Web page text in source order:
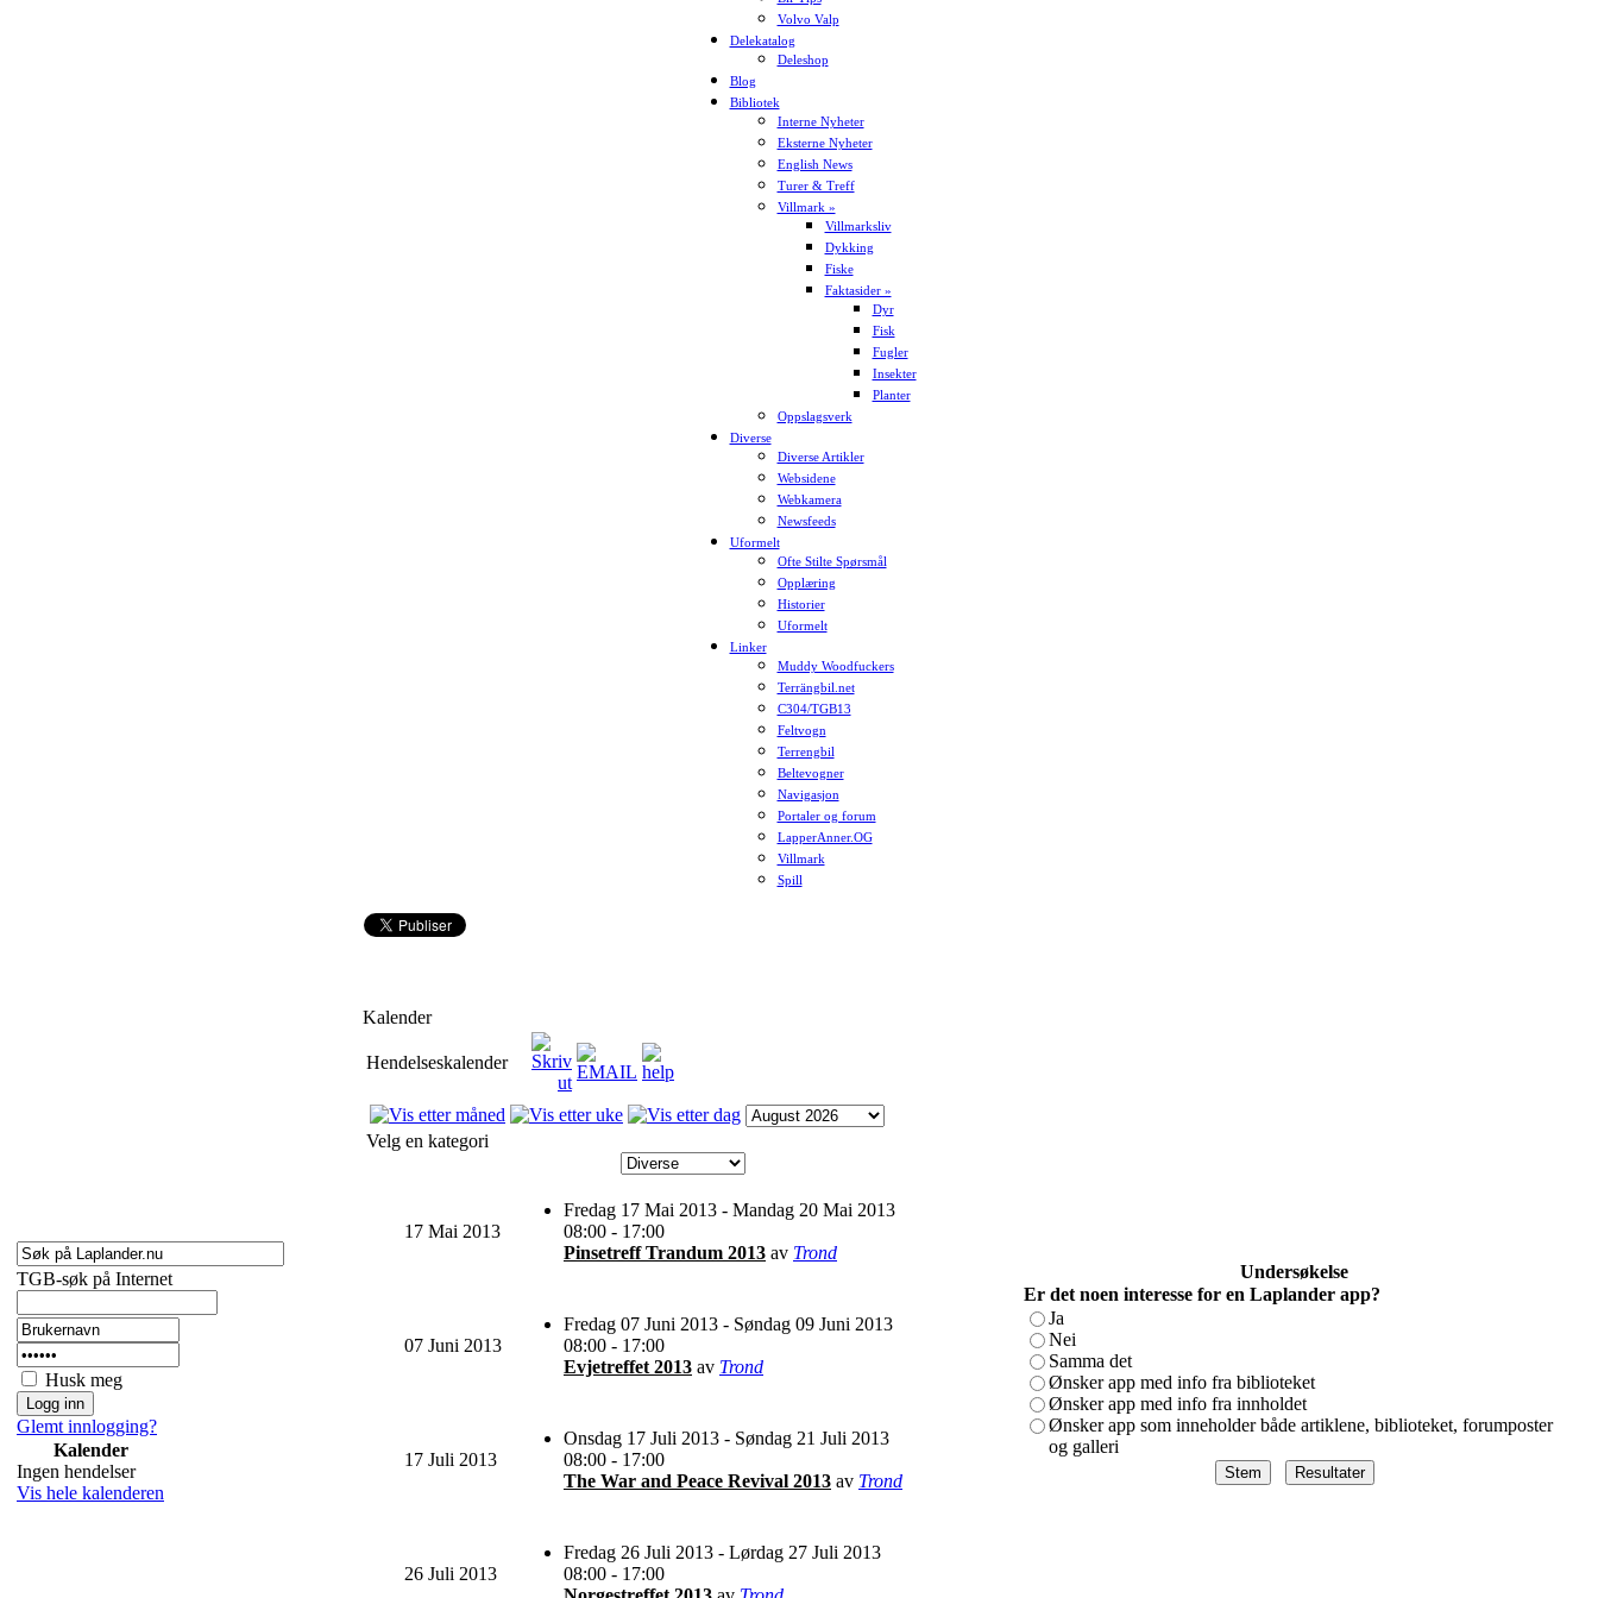
Volvo Valp
Delekatalog
Deleshop
Blog
Bibliotek
Interne Nyheter
Eksterne Nyheter
English News
Turer & Treff
Villmark »
Villmarksliv
Dykking
Fiske
Faktasider »
Dyr
Fisk
Fugler
Insekter
Planter
Oppslagsverk
Diverse
Diverse Artikler
Websidene
Webkamera
Newsfeeds
Uformelt
Ofte Stilte Spørsmål
Opplæring
Historier
Uformelt
Linker
Muddy Woodfuckers
Terrängbil.net
C304/TGB13
Feltvogn
Terrengbil
Beltevogner
Navigasjon
Portaler og forum
LapperAnner.OG
Villmark
Spill
TGB-søk på Internet
Husk meg
Glemt innlogging?
Kalender
Ingen hendelser
Vis hele kalenderen
Kalender
Hendelseskalender
Velg en kategori
17 Mai 2013
Fredag 17 Mai 2013 - Mandag 20 Mai 2013
08:00 - 17:00
Pinsetreff Trandum 2013 av Trond
07 Juni 2013
Fredag 07 Juni 2013 - Søndag 09 Juni 2013
08:00 - 17:00
Evjetreffet 2013 av Trond
17 Juli 2013
Onsdag 17 Juli 2013 - Søndag 21 Juli 2013
08:00 - 17:00
The War and Peace Revival 2013 av Trond
26 Juli 2013
Fredag 26 Juli 2013 - Lørdag 27 Juli 2013
08:00 - 17:00
Undersøkelse
Er det noen interesse for en Laplander app?
Ja
Nei
Samma det
Ønsker app med info fra biblioteket
Ønsker app med info fra innholdet
Ønsker app som inneholder både artiklene, biblioteket, forumposter
og galleri